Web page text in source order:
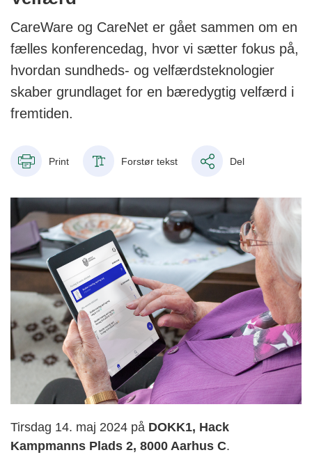
CareWare og CareNet er gået sammen om en
fælles konferencedag, hvor vi sætter fokus på,
hvordan sundheds- og velfærdsteknologier
skaber grundlaget for en bæredygtig velfærd i
fremtiden.
Print Forstør tekst Del
Tirsdag 14. maj 2024 på DOKK1, Hack
Kampmanns Plads 2, 8000 Aarhus C.